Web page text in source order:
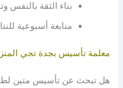
بناء الثقة
متابعة أسبوعية
معلمة تأسيس بجدة تجي
هل تبحث عن تأسيس متين